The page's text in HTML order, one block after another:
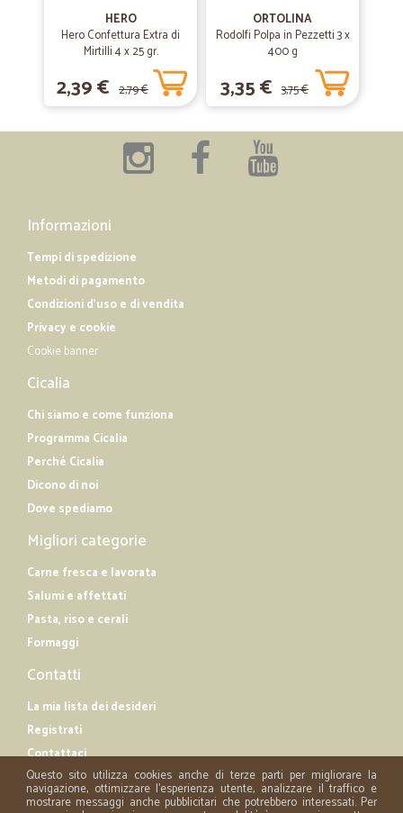
Ottimo in tutto
Ottimo in tutto
Ottimo prezzo e consegna veloce e puntuale. Raccomandatissimo!
HERO
Hero Confettura Extra di
Mirtilli 4 x 25 gr.
2,39 € 2,79 €
ORTOLINA
Rodolfi Polpa in Pezzetti 3 x
400 g
3,35 € 3,75 €
Informazioni
Tempi di spedizione
Metodi di pagamento
Condizioni d'uso e di vendita
Privacy e cookie
Cookie banner
Cicalia
Chi siamo e come funziona
Programma Cicalia
Perché Cicalia
Dicono di noi
Dove spediamo
Migliori categorie
Carne fresca e lavorata
Salumi e affettati
Pasta, riso e cerali
Formaggi
Contatti
La mia lista dei desideri
Registrati
Contattaci
Questo sito utilizza cookies anche di terze parti per migliorare la
navigazione, ottimizzare l'esperienza utente, analizzare il traffico e
mostrare messaggi anche pubblicitari che potrebbero interessati. Per